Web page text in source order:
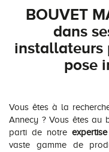
BOUVET
dans
installateurs
pose
Vous êtes à la
Annecy ? Vous êtes au
parti de notre
vaste gamme de